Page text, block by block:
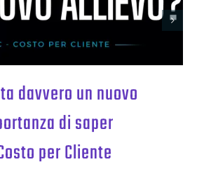
davvero un nuovo
di saper
per Cliente